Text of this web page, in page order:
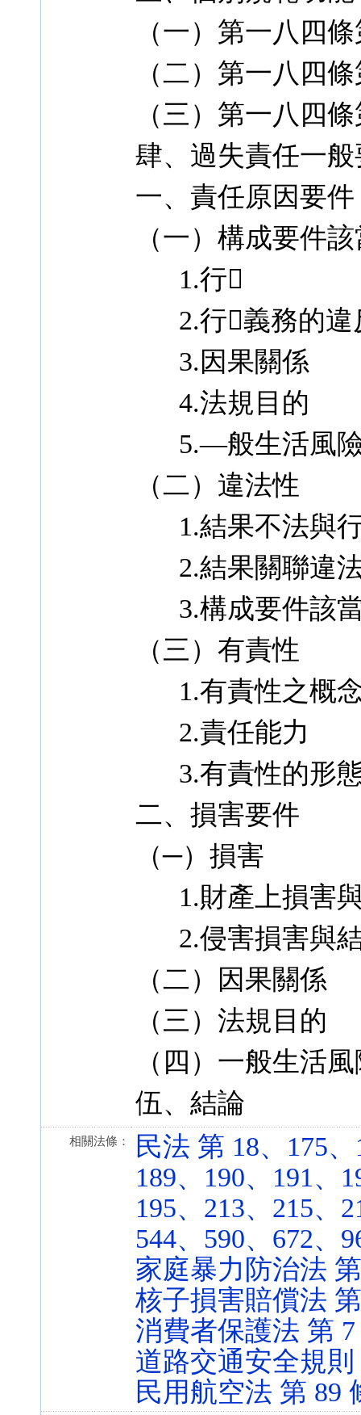
（一）第一八四
（二）第一八四
（三）第一八四
肆、過失責任一
一、責任原因要件
（一）構成要件
1.行
2.行義務的違
3.因果關係
4.法規目的
5.—般生活風
（二）違法性
1.結果不法與
2.結果關聯違法
3.構成要件該
（三）有責性
1.有責性之概
2.責任能力
3.有責性的形
二、損害要件
（─）損害
1.財產上損害
2.侵害損害與
（二）因果關係
（三）法規目的
（四）一般生活
伍、結論
相關法條：
民法 第 18、175
189、190、191、
195、213、215、
544、590、672、
家庭暴力防治法
核子損害賠償法
消費者保護法 第 7
道路交通安全規則
民用航空法 第 89